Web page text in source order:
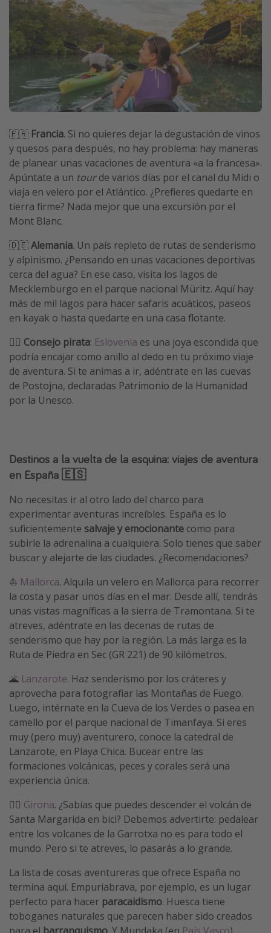
🇫🇷 Francia. Si no quieres dejar la degustación de vinos
y quesos para después, no hay problema: hay maneras
de planear unas vacaciones de aventura «a la francesa».
Apúntate a un tourde varios días por el canal du Midi o
viaja en velero por el Atlántico. ¿Prefieres quedarte en
tierra firme? Nada mejor que una excursión por el
Mont Blanc.
🇩🇪Alemania. Un país repleto de rutas de senderismo
y alpinismo. ¿Pensando en unas vacaciones deportivas
cerca del agua? En ese caso, visita los lagos de
Mecklemburgo en el parque nacional Müritz. Aquí hay
más de mil lagos para hacer safaris acuáticos, paseos
en kayak o hasta quedarte en una casa flotante.
🏴‍☠️ Consejo pirata: Eslovenia es una joya escondida que
podría encajar como anillo al dedo en tu próximo viaje
de aventura. Si te animas a ir, adéntrate en las cuevas
de Postojna, declaradas Patrimonio de la Humanidad
por la Unesco.
Destinos a la vuelta de la esquina: viajes de aventura
en España 🇪🇸
No necesitas ir al otro lado del charco para
experimentar aventuras increíbles. España es lo
suficientemente salvaje y emocionante como para
subirle la adrenalina a cualquiera. Solo tienes que saber
buscar y alejarte de las ciudades. ¿Recomendaciones?
⛵ Mallorca. Alquila un velero en Mallorca para recorrer
la costa y pasar unos días en el mar. Desde allí, tendrás
unas vistas magníficas a la sierra de Tramontana. Si te
atreves, adéntrate en las decenas de rutas de
senderismo que hay por la región. La más larga es la
Ruta de Piedra en Sec (GR 221) de 90 kilómetros.
🌋 Lanzarote. Haz senderismo por los cráteres y
aprovecha para fotografiar las Montañas de Fuego.
Luego, intérnate en la Cueva de los Verdes o pasea en
camello por el parque nacional de Timanfaya. Si eres
muy (pero muy) aventurero, conoce la catedral de
Lanzarote, en Playa Chica. Bucear entre las
formaciones volcánicas, peces y corales será una
experiencia única.
🚵‍♂️ Girona. ¿Sabías que puedes descender el volcán de
Santa Margarida en bici? Debemos advertirte: pedalear
entre los volcanes de la Garrotxa no es para todo el
mundo. Pero si te atreves, lo pasarás a lo grande.
La lista de cosas aventureras que ofrece España no
termina aquí. Empuriabrava, por ejemplo, es un lugar
perfecto para hacer paracaidismo. Huesca tiene
toboganes naturales que parecen haber sido creados